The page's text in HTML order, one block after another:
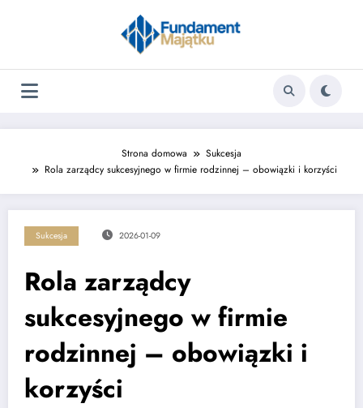
Strona domowa
Sukcesja
Rola zarządcy sukcesyjnego w firmie rodzinnej – obowiązki i korzyści
Sukcesja 2026-01-09
Rola zarządcy
sukcesyjnego w firmie
rodzinnej – obowiązki i
korzyści